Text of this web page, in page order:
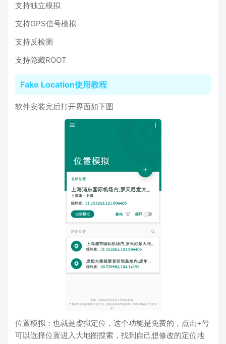
支持独立模拟
支持GPS信号模拟
支持反检测
支持隐藏ROOT
Fake Location使用教程
软件安装完后打开界面如下图
位置模拟：也就是虚拟定位，这个功能是免费的，点击+号
可以选择位置进入大地图搜索，找到自己想修改的定位地